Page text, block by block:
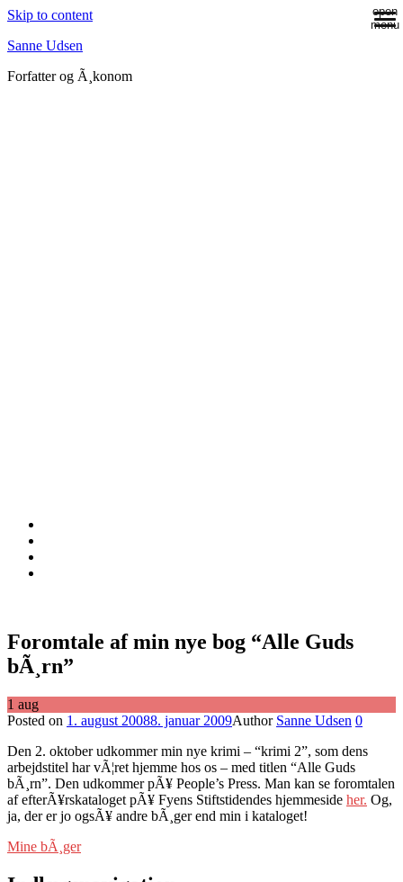
Skip to content
Sanne Udsen
Forfatter og Ã¸konom
open
menu
Foromtale af min nye bog “Alle Guds
bÃ¸rn”
1 aug
Posted on 1. august 20088. januar 2009Author Sanne Udsen 0
Den 2. oktober udkommer min nye krimi – “krimi 2”, som dens
arbejdstitel har vÃ¦ret hjemme hos os – med titlen “Alle Guds
bÃ¸rn”. Den udkommer pÃ¥ People’s Press. Man kan se foromtalen
af efterÃ¥rskataloget pÃ¥ Fyens Stiftstidendes hjemmeside her. Og,
ja, der er jo ogsÃ¥ andre bÃ¸ger end min i kataloget!
Mine bÃ¸ger